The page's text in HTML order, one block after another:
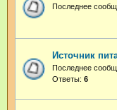
Последнее
Источник
Последнее
Ответы: 6